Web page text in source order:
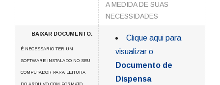
A MEDIDA DE SUAS
NECESSIDADES
BAIXAR DOCUMENTO:
É NECESSARIO TER UM
SOFTWARE INSTALADO NO SEU
COMPUTADOR PARA LEITURA
DO ARQUIVO COM FORMATO
Clique aqui para
visualizar o
Documento de
Dispensa